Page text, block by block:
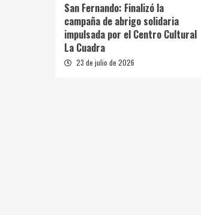
San Fernando: Finalizó la
campaña de abrigo solidaria
impulsada por el Centro Cultural
La Cuadra
23 de julio de 2026